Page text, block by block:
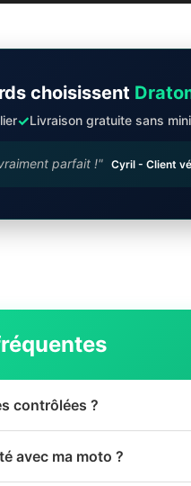
choisissent
✓Livraison gratuite sans
parfait !" Cyril - Client
contrôlées ?
avec ma moto ?